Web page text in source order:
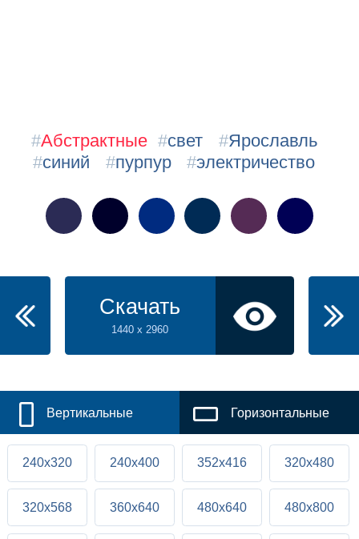
#Абстрактные #свет #Ярославль
#синий #пурпур #электричество
Скачать
1440 x 2960
Вертикальные Горизонтальные
240x320 240x400 352x416 320x480
320x568 360x640 480x640 480x800